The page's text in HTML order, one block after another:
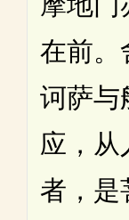
在前。
诃萨与
应，从
者，是